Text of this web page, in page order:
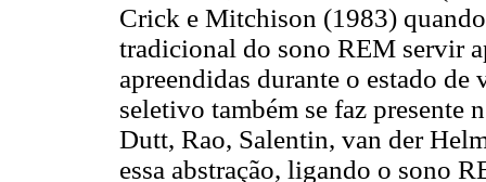
Crick e Mitchison (1983) quando
tradicional do sono REM servir
apreendidas durante o estado
seletivo também se faz presente
Dutt, Rao, Salentin, van der
essa abstração, ligando o sono